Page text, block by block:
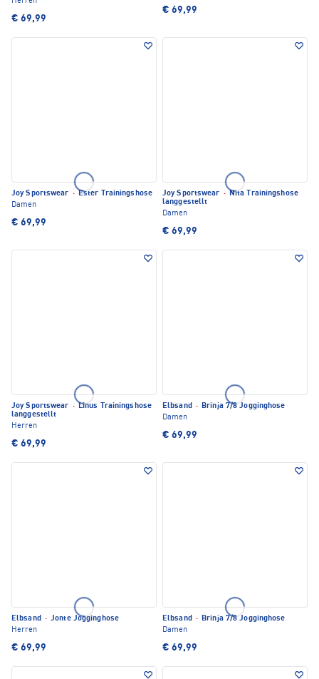
€ 69,99
€ 69,99
Joy Sportswear · Ester Trainingshose
Damen
€ 69,99
Joy Sportswear · Nita Trainingshose
langgestellt
Damen
€ 69,99
Joy Sportswear · Linus Trainingshose
langgestellt
Herren
€ 69,99
Elbsand · Brinja 7/8 Jogginghose
Damen
€ 69,99
Elbsand · Jonte Jogginghose
Herren
€ 69,99
Elbsand · Brinja 7/8 Jogginghose
Damen
€ 69,99